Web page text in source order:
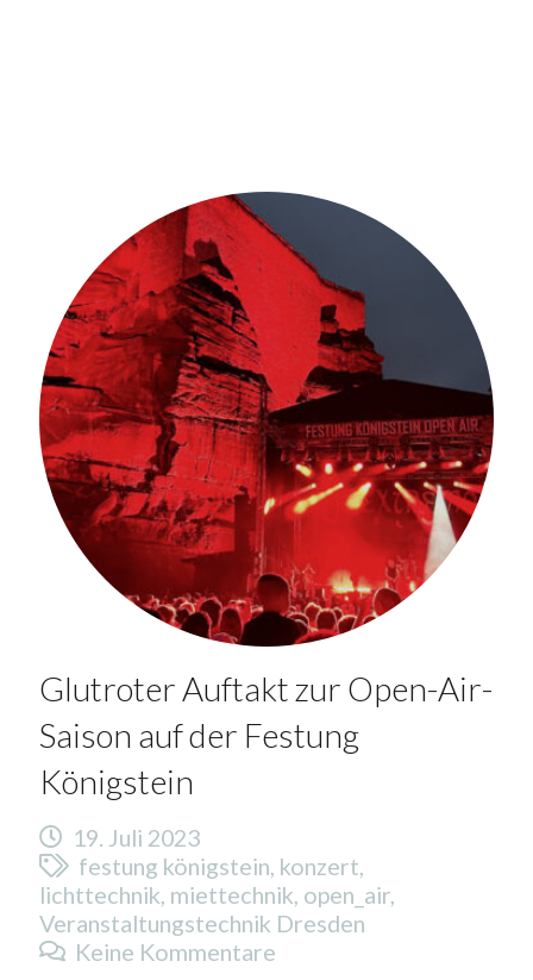
Glutroter Auftakt zur Open-Air-
Saison auf der Festung
Königstein
19. Juli 2023
festung königstein, konzert,
lichttechnik, miettechnik, open_air,
Veranstaltungstechnik Dresden
Keine Kommentare